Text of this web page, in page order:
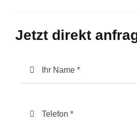
Jetzt direkt